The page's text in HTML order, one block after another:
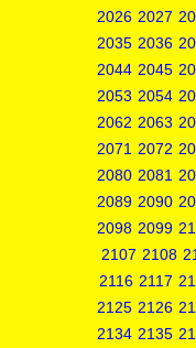
2026 2027
2035 2036
2044 2045
2053 2054
2062 2063
2071 2072
2080 2081
2089 2090
2098 2099
2107 2108
2116 2117
2125 2126
2134 2135